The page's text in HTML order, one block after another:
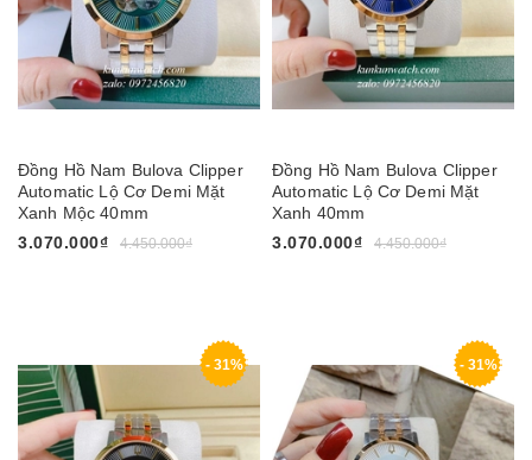
Đồng Hồ Nam Bulova Clipper
Automatic Lộ Cơ Demi Mặt
Xanh Mộc 40mm
3.070.000₫
4.450.000₫
Đồng Hồ Nam Bulova Clipper
Automatic Lộ Cơ Demi Mặt
Xanh 40mm
3.070.000₫
4.450.000₫
- 31% - 31%